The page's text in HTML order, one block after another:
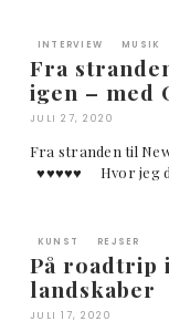
INTERVIEW MUSIK
Fra
igen – med
JULI 27, 2020
Fra stranden til
♥︎♥︎♥︎♥︎♥︎ Hvor jeg
KUNST REJSER
På roadtrip
landskaber
JULI 17, 2020